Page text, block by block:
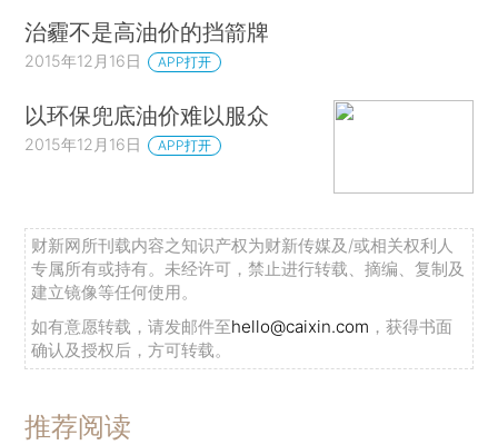
治霾不是高油价的挡箭牌
2015年12月16日 APP打开
以环保兜底油价难以服众
2015年12月16日 APP打开
财新网所刊载内容之知识产权为财新传媒及/或相关权利人
专属所有或持有。未经许可，禁止进行转载、摘编、复制及
建立镜像等任何使用。
如有意愿转载，请发邮件至hello@caixin.com ，获得书面
确认及授权后，方可转载。
推荐阅读